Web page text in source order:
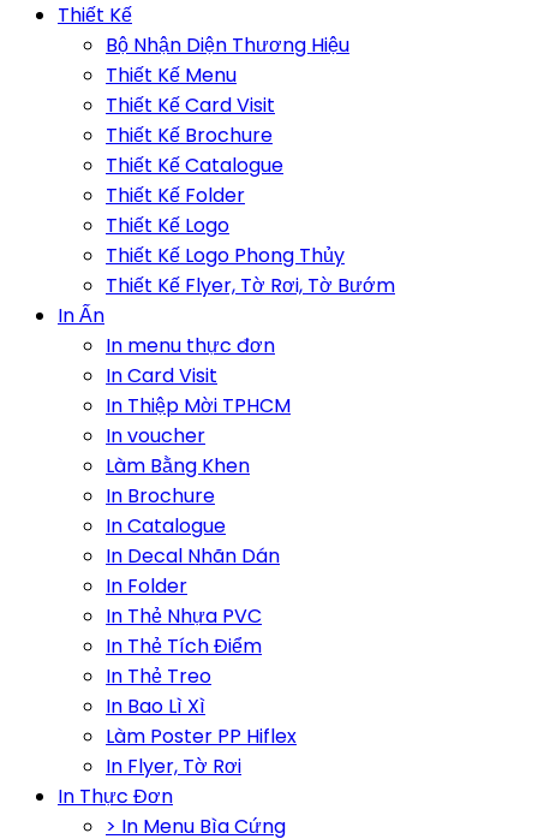
Thiết Kế
Bộ Nhận Diện Thương Hiệu
Thiết Kế Menu
Thiết Kế Card Visit
Thiết Kế Brochure
Thiết Kế Catalogue
Thiết Kế Folder
Thiết Kế Logo
Thiết Kế Logo Phong Thủy
Thiết Kế Flyer, Tờ Rơi, Tờ Bướm
In Ấn
In menu thực đơn
In Card Visit
In Thiệp Mời TPHCM
In voucher
Làm Bằng Khen
In Brochure
In Catalogue
In Decal Nhãn Dán
In Folder
In Thẻ Nhựa PVC
In Thẻ Tích Điểm
In Thẻ Treo
In Bao Lì Xì
Làm Poster PP Hiflex
In Flyer, Tờ Rơi
In Thực Đơn
> In Menu Bìa Cứng